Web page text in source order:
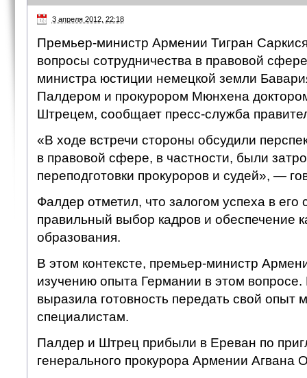
3 апреля 2012, 22:18
Премьер-министр Армении Тигран
вопросы сотрудничества в правовой
министра юстиции немецкой земли
Палдером и прокурором Мюнхена
Штрецем, сообщает пресс-служба
«В ходе встречи стороны обсудили
в правовой сфере, в частности, были
переподготовки прокуроров и судей», —
Фалдер отметил, что залогом успеха в его
правильный выбор кадров и обеспечение
образования.
В этом контексте, премьер-министр
изучению опыта Германии в этом
выразила готовность передать свой опыт
специалистам.
Палдер и Штрец прибыли в Ереван по
генерального прокурора Армении Агвана